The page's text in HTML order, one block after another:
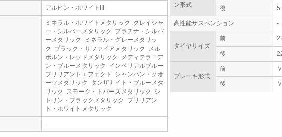
アルピン・ホワイトIII
ミネラル・ホワイトメタリック グレイシャ
ー・シルバーメタリック プラチナ・シルバ
ーメタリック ミネラル・グレーメタリッ
ク ブラック・サファイアメタリック メル
ボルン・レッドメタリック メディテラニア
ン・ブルーメタリック インペリアルブルー
ブリリアントエフェクト シャンパン・クオ
ーツメタリック タンザナイト・ブルーメタ
リック スモーク・トパーズメタリック シ
トリン・ブラックメタリック ブリリアン
ト・ホワイトメタリック
-
ン形式
後 5
高性能サスペンション -
タイヤサイズ
前
後
ブレーキ形式
前
後